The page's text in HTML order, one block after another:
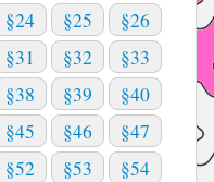
§24 §25
§26
§31 §32
§33
§38 §39
§40
§45 §46
§47
§52 §53
§54